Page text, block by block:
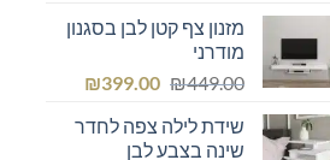
היה:
הוא:
מזנון צף קטן לבן בסגנון
מודרני
₪449.00
המחיר
היה:
₪399.00
המחיר
הוא:שידת לילה צפה לחדר
שינה בצבע לבן